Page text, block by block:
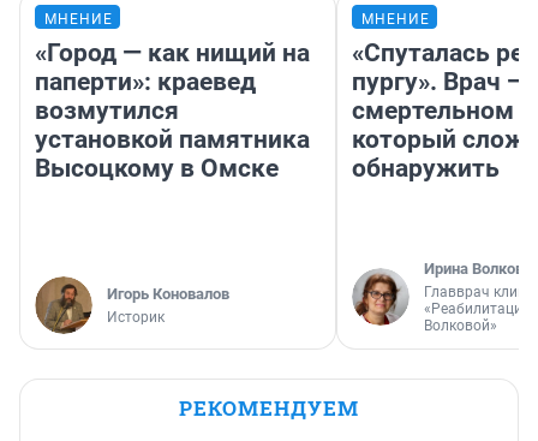
МНЕНИЕ
«Город — как нищий на
паперти»: краевед
возмутился
установкой памятника
Высоцкому в Омске
Игорь Коновалов
Историк
МНЕНИЕ
«Спуталась
пургу». Врач —
смертельном
который
обнаружить
Ирина Волкова
Главврач
«Реабилитация
Волковой»
РЕКОМЕНДУЕМ